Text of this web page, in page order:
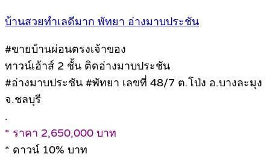
บ้านสวยทำเลดีมาก พัทยา อ่างมาบประชัน
#ขายบ้านผ่อนตรงเจ้าของ
ทาวน์เฮ้าส์ 2 ชั้น ติดอ่างมาบประชัน
#อ่างมาบประชัน #พัทยา เลขที่ 48/7 ต.โป่ง อ.บางละมุง
จ.ชลบุรี
.
* ราคา 2,650,000 บาท
* ดาวน์ 10% บาท